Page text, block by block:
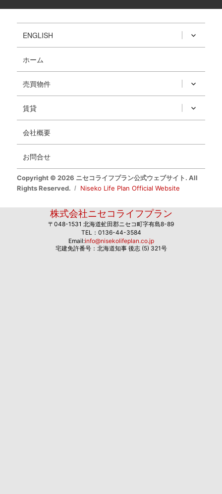
ENGLISH
ホーム
売買物件
賃貸
会社概要
お問合せ
Copyright © 2026 ニセコライフプラン公式ウェブサイト. All
Rights Reserved.
Niseko Life Plan Official Website
株式会社ニセコライフプラン
〒048-1531 北海道虻田郡ニセコ町字有島8-89
TEL：0136-44-3584
Email:info@nisekolifeplan.co.jp
宅建免許番号：北海道知事 後志 (5) 321号